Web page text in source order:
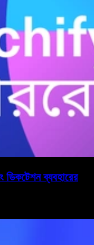
ব্যবহারের